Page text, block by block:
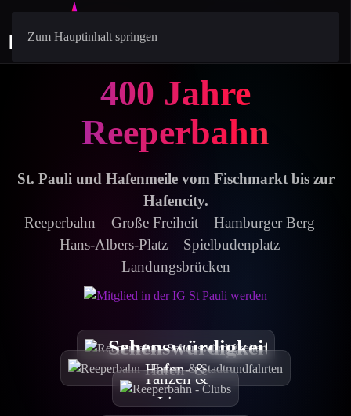
Zum Hauptinhalt springen
400 Jahre
Reeperbahn
St. Pauli und Hafenmeile vom Fischmarkt bis zur
Hafencity.
Reeperbahn – Große Freiheit – Hamburger Berg –
Hans-Albers-Platz – Spielbudenplatz –
Landungsbrücken
Sehenswürdigkeiten
Touren
Hafen- &
Stadtrundfahrten
Clubs
Tanzen &
Live-